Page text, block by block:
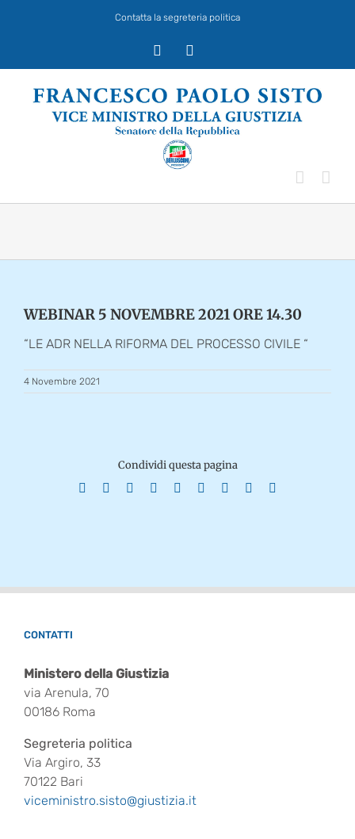
Contatta la segreteria politica
WEBINAR 5 NOVEMBRE 2021 ORE 14.30
“LE ADR NELLA RIFORMA DEL PROCESSO CIVILE “
4 Novembre 2021
Condividi questa pagina
Facebook Reddit LinkedInWhatsApp
TumblrPinterest
CONTATTI
Ministero della Giustizia
via Arenula, 70
00186 Roma
Segreteria politica
Via Argiro, 33
70122 Bari
viceministro.sisto@giustizia.it